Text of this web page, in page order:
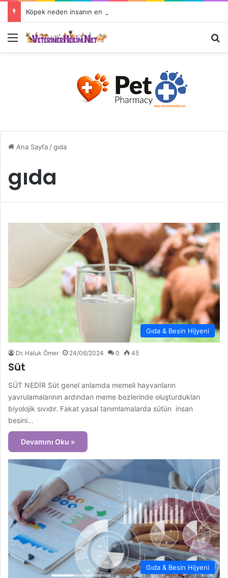
Köpek neden insanın en iyi dostudur?
Ana Sayfa/gıda
gıda
Gıda & Besin Hijyeni
Dr. Haluk Ömer 24/06/2024 0 45
Süt
SÜT NEDİR Süt genel anlamda memeli hayvanların
yavrulamalarının ardından meme bezlerinde oluşturdukları
biyolojik sıvıdır. Fakat yasal tanımlamalarda sütün insan
besini…
Devamını Oku »
Gıda & Besin Hijyeni